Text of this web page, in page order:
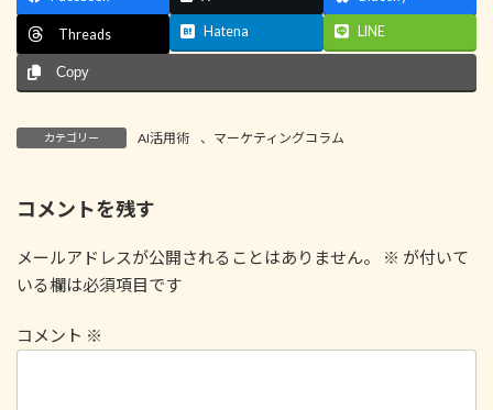
Threads Hatena LINE
Copy
カテゴリー AI活用術 、 マーケティングコラム
コメントを残す
メールアドレスが公開されることはありません。 ※ が付いて
いる欄は必須項目です
コメント ※